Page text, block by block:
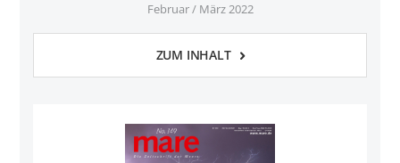
Februar / März 2022
ZUM INHALT